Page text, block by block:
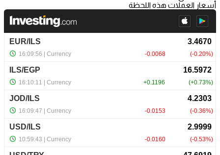
أسعار العملات هذه اللحظة